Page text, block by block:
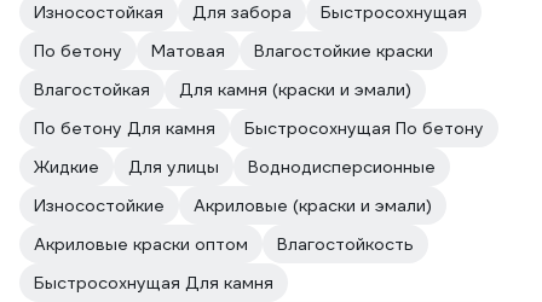
Износостойкая Для забора
Быстросохнущая
По бетону
Матовая
Влагостойкие краски
Влагостойкая
Для камня (краски и эмали)
По бетону Для камня
Быстросохнущая По бетону
Жидкие
Для улицы
Воднодисперсионные
Износостойкие
Акриловые (краски и эмали)
Акриловые краски оптом
Влагостойкость
Быстросохнущая Для камня